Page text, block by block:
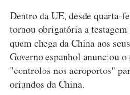
Dentro da UE, desde quarta-
tornou obrigatória a
quem chega da China aos
Governo espanhol anunciou
"controlos nos aeroportos"
oriundos da China.